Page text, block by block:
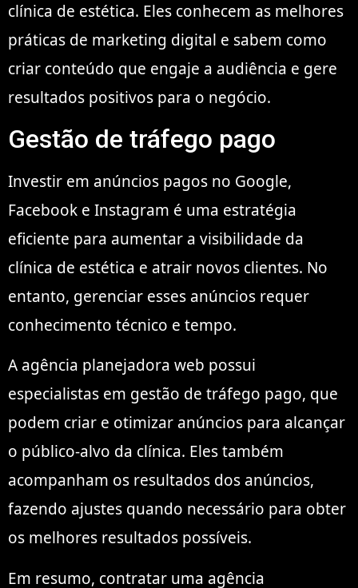
clínica de estética. Eles conhecem as melhores
práticas de marketing digital e sabem como
criar conteúdo que engaje a audiência e gere
resultados positivos para o negócio.
Gestão de tráfego pago
Investir em anúncios pagos no Google,
Facebook e Instagram é uma estratégia
eficiente para aumentar a visibilidade da
clínica de estética e atrair novos clientes. No
entanto, gerenciar esses anúncios requer
conhecimento técnico e tempo.
A agência planejadora web possui
especialistas em gestão de tráfego pago, que
podem criar e otimizar anúncios para alcançar
o público-alvo da clínica. Eles também
acompanham os resultados dos anúncios,
fazendo ajustes quando necessário para obter
os melhores resultados possíveis.
Em resumo, contratar uma agência